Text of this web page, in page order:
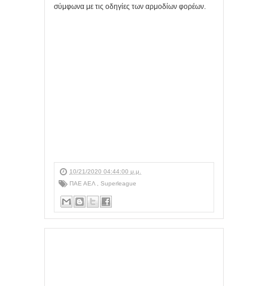
σύμφωνα με τις οδηγίες των αρμοδίων φορέων.
10/21/2020 04:44:00 μ.μ.
ΠΑΕ ΑΕΛ
Superleague